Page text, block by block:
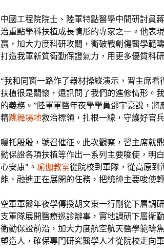
中國工程院院士、陸軍特點醫學中間研討員
治重點學科扶植成長情形的專家之一。他表
贏，加大力度科研攻關，衝破戰創傷醫學範
打造我軍新質衛勤保證氣力，用更多優質科
“我和同窗一路作了器材操縱演示，習主席
扶植很是關懷，還訊問了我們的進修情形。
的義務。”陸軍軍醫年夜學學員鄧宇豪說，
精跳舞場地救治標領，扎根一線，守護好官
囑托殷殷，號召催征。此次觀察，習主席就
勤保證各項扶植等作出一系列主要唆使，明
心安康”。 瑜伽教室從院校到軍隊，從高原到
能、融進正在展開的任務，把統帥主要唆使
空軍軍醫年夜學傳授胡文東一行剛從下層調
支軍隊展開醫療巡診辦事，實地調研下層衛
衛勤保證前沿，加大力度航空航天醫學範疇
塑造人，確保專門研究醫學人才從院校走向